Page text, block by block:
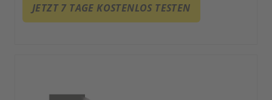
JETZT 7 TAGE KOSTENLOS TESTEN